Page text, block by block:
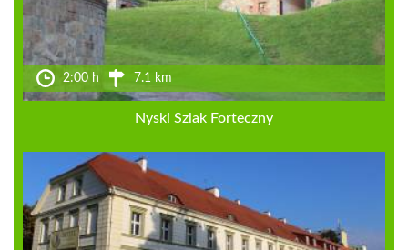
2:00 h 7.1 km
Nyski Szlak Forteczny